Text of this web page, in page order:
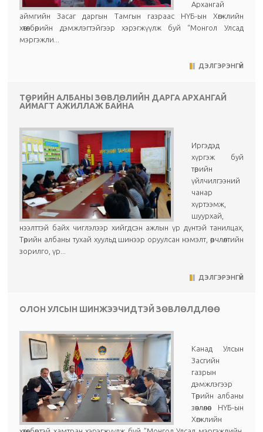
Архангай
аймгийн Засаг даргын Тамгын газраас НҮБ-ын Хөгжлийн
хөтөлбөрийн дэмжлэгтэйгээр хэрэгжүүлж буй “Монгол Улсад
мэргэжли...
ДЭЛГЭРЭНГҮЙ
ТӨРИЙН АЛБАНЫ ЗӨВЛӨЛИЙН ДАРГА АРХАНГАЙ
АЙМАГТ АЖИЛЛАЖ БАЙНА
Иргэдэд
хүргэж буй
төрийн
үйлчилгээний
чанар
хүртээмж,
шуурхай,
нээлттэй байх чиглэлээр хийгдсэн ажлын үр дүнтэй танилцах,
Төрийн албаны тухай хуульд шинээр оруулсан нэмэлт, өөрчлөлтийн
зорилго, үр...
ДЭЛГЭРЭНГҮЙ
ОЛОН УЛСЫН ШИНЖЭЭЧИДТЭЙ ЗӨВЛӨЛДЛӨӨ
Канад Улсын
Засгийн
газрын
дэмжлэгээр
Төрийн албаны
зөвлөлөөс НҮБ-ын
Хөгжлийн